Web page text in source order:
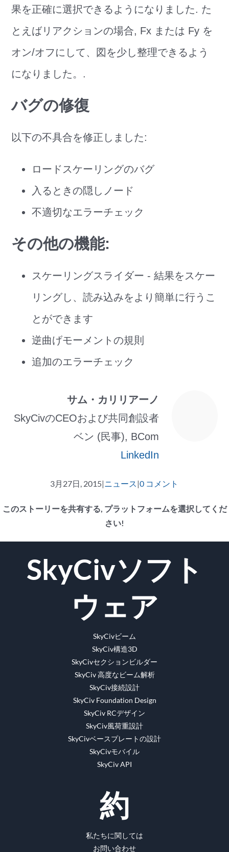
果を正確に選択できるようになりました. た
とえばリアクションの場合, Fx または Fy を
オン/オフにして、図を少し整理できるよう
になりました。.
バグの修復
以下の不具合を修正しました:
ロードスケーリングのバグ
入るときの隠しノード
不適切なエラーチェック
その他の機能:
スケーリングスライダー - 結果をスケー
リングし、読み込みをより簡単に行うこ
とができます
逆曲げモーメントの規則
追加のエラーチェック
サム・カリリアーノ
SkyCivのCEOおよび共同創設者
ベン (民事), BCom
LinkedIn
3月27日, 2015|ニュース|0 コメント
このストーリーを共有する, プラットフォームを選択してくだ
さい!
ェ
ブ
ッ
ク
イ
ー
ン
ー
メ
SkyCivソフト
ウェア
SkyCivビーム
SkyCiv構造3D
SkyCivセクションビルダー
SkyCiv 高度なビーム解析
SkyCiv接続設計
SkyCiv Foundation Design
SkyCiv RCデザイン
SkyCiv風荷重設計
SkyCivベースプレートの設計
SkyCivモバイル
SkyCiv API
約
私たちに関しては
お問い合わせ